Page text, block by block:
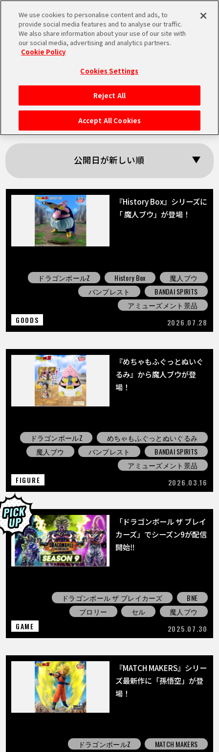
MEN
HOME
NEWS
RANKING
MOVIE
COLUMNS
JP
「魔人ブウ」の検索
結果
公開日が新しい順
『History Box』シリーズに
「 魔人ブウ」が登場！
ドラゴンボールZ History Box
魔人ブウ
バンプレスト
BANDAI SPIRITS
アミューズメント景品
GOODS
2026.07.28
『めちゃもふぐっとぬいぐ
るみ』から魔人ブウが登
場！
ドラゴンボールZ
めちゃもふぐっとぬいぐるみ
魔人ブウ
バンプレスト
BANDAI SPIRITS
アミューズメント景品
FIGURE
2026.03.16
「ドラゴンボール ザ ブレイ
カーズ」でシーズン9が配信
開始‼
ドラゴンボール ザ ブレイカーズ
BNE
ブロリー
セル
魔人ブウ
GAME
2025.07.30
『MATCH MAKERS』シリー
ズ最新作に「孫悟空」が登
場！
ドラゴンボールZ
MATCH MAKERS
We use cookies to personalise content and ads, to
provide social media features and to analyse our traffic.
We also share information about your use of our site with
our social media, advertising and analytics partners.
Cookie Policy
Cookies Settings
Reject All
Accept All Cookies